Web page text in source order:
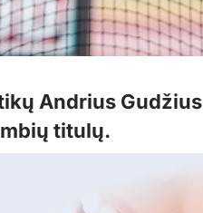
Andrius Gudžius
titulų.